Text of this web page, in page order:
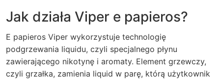
Jak działa Viper e papieros?
E papieros Viper wykorzystuje technologię
podgrzewania liquidu, czyli specjalnego płynu
zawierającego nikotynę i aromaty. Element grzewczy,
czyli grzałka, zamienia liquid w parę, którą użytkownik